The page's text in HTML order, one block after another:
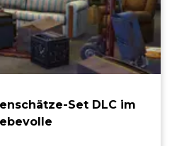
Set DLC im